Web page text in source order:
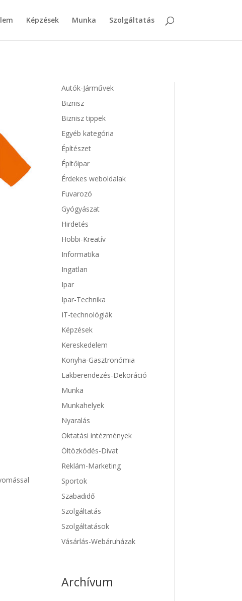
Képzések Munka Szolgáltatás
Autók-Járművek
Biznisz
Biznisz tippek
Egyéb kategória
Építészet
Építőipar
Érdekes weboldalak
Fuvarozó
Gyógyászat
Hirdetés
Hobbi-Kreatív
Informatika
Ingatlan
Ipar
Ipar-Technika
IT-technológiák
Képzések
Kereskedelem
Konyha-Gasztronómia
Lakberendezés-Dekoráció
Munka
Munkahelyek
Nyaralás
Oktatási intézmények
Öltözködés-Divat
Reklám-Marketing
Sportok
Szabadidő
Szolgáltatás
Szolgáltatások
Vásárlás-Webáruházak
Archívum